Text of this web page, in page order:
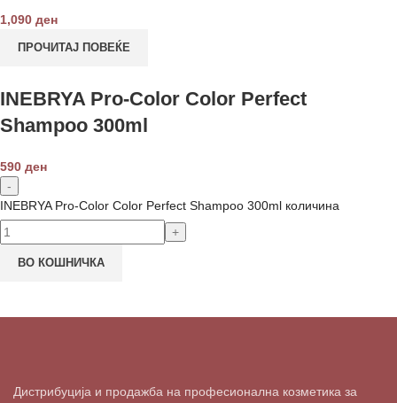
1,090 ден
ПРОЧИТАЈ ПОВЕЌЕ
INEBRYA Pro-Color Color Perfect
Shampoo 300ml
590 ден
INEBRYA Pro-Color Color Perfect Shampoo 300ml количина
ВО КОШНИЧКА
Дистрибуција и продажба на професионална козметика за